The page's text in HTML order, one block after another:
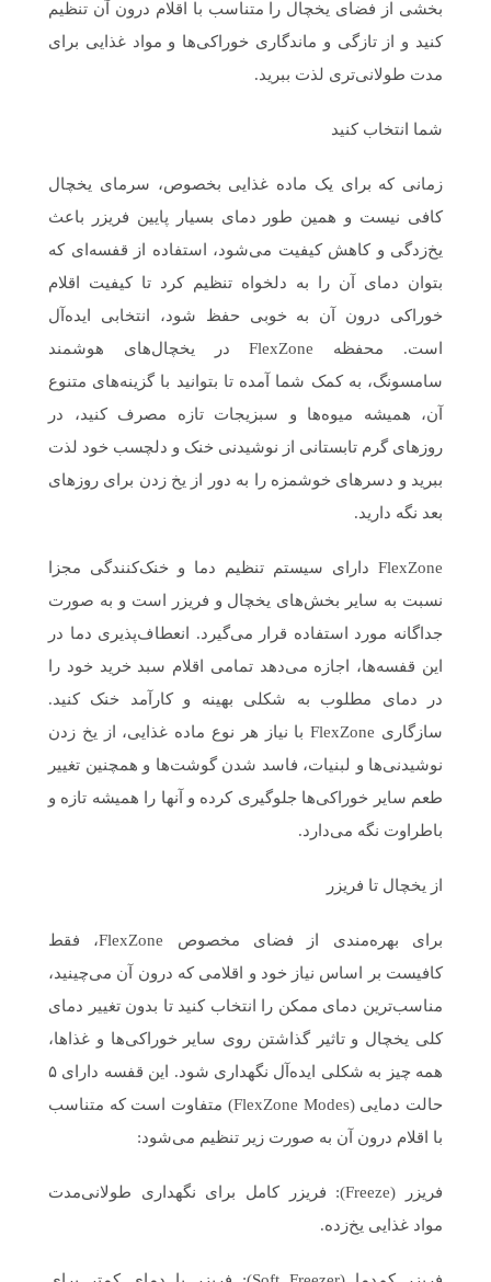
بخشی از فضای یخچال را متناسب با اقلام درون آن تنظیم
کنید و از تازگی و ماندگاری خوراکی‌ها و مواد غذایی برای
مدت طولانی‌تری لذت ببرید.
شما انتخاب کنید
زمانی که برای یک ماده غذایی بخصوص، سرمای یخچال
کافی نیست و همین طور دمای بسیار پایین فریزر باعث
یخ‌زدگی و کاهش کیفیت می‌شود، استفاده از قفسه‌ای که
بتوان دمای آن را به دلخواه تنظیم کرد تا کیفیت اقلام
خوراکی درون آن به خوبی حفظ شود، انتخابی ایده‌آل
است. محفظه FlexZone در یخچال‌های هوشمند
سامسونگ، به کمک شما آمده تا بتوانید با گزینه‌های متنوع
آن، همیشه میوه‌ها و سبزیجات تازه مصرف کنید، در
روزهای گرم تابستانی از نوشیدنی خنک و دلچسب خود لذت
ببرید و دسرهای خوشمزه را به دور از یخ زدن برای روزهای
بعد نگه دارید.
FlexZone دارای سیستم تنظیم دما و خنک‌کنندگی مجزا
نسبت به سایر بخش‌های یخچال و فریزر است و به صورت
جداگانه مورد استفاده قرار می‌گیرد. انعطاف‌پذیری دما در
این قفسه‌ها، اجازه می‌دهد تمامی اقلام سبد خرید خود را
در دمای مطلوب به شکلی بهینه و کارآمد خنک کنید.
سازگاری FlexZone با نیاز هر نوع ماده غذایی، از یخ زدن
نوشیدنی‌ها و لبنیات، فاسد شدن گوشت‌ها و همچنین تغییر
طعم سایر خوراکی‌ها جلوگیری کرده و آنها را همیشه تازه و
باطراوت نگه می‌دارد.
از یخچال تا فریزر
برای بهره‌مندی از فضای مخصوص FlexZone، فقط
کافیست بر اساس نیاز خود و اقلامی که درون آن می‌چینید،
مناسب‌ترین دمای ممکن را انتخاب کنید تا بدون تغییر دمای
کلی یخچال و تاثیر گذاشتن روی سایر خوراکی‌ها و غذاها،
همه چیز به شکلی ایده‌آل نگهداری شود. این قفسه دارای ۵
حالت دمایی (FlexZone Modes) متفاوت است که متناسب
با اقلام درون آن به صورت زیر تنظیم می‌شود:
فریزر (Freeze): فریزر کامل برای نگهداری طولانی‌مدت
مواد غذایی یخ‌زده.